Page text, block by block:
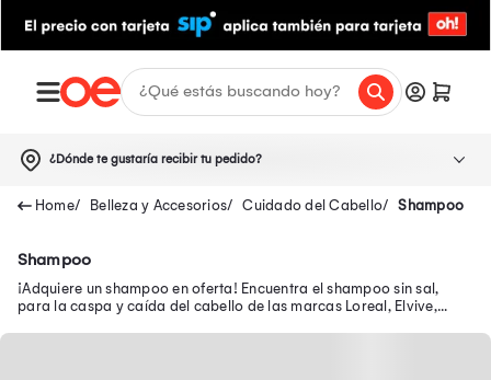
¿Dónde te gustaría recibir tu pedido?
Belleza y Accesorios Cuidado del Cabello Shampoo
Shampoo
¡Adquiere un shampoo en oferta! Encuentra el shampoo sin sal,
para la caspa y caída del cabello de las marcas Loreal, Elvive,